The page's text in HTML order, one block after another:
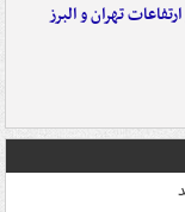
تهران و البرز